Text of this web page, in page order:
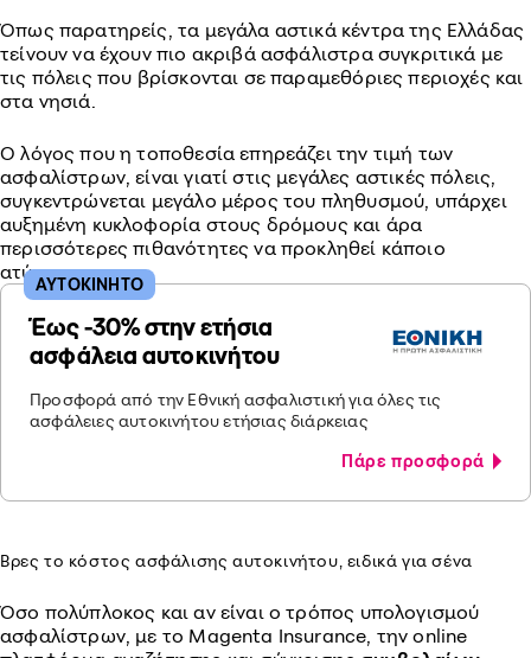
Όπως παρατηρείς, τα μεγάλα αστικά κέντρα της Ελλάδας
τείνουν να έχουν πιο ακριβά ασφάλιστρα συγκριτικά με
τις πόλεις που βρίσκονται σε παραμεθόριες περιοχές και
στα νησιά.
Ο λόγος που η τοποθεσία επηρεάζει την τιμή των
ασφαλίστρων, είναι γιατί στις μεγάλες αστικές πόλεις,
συγκεντρώνεται μεγάλο μέρος του πληθυσμού, υπάρχει
αυξημένη κυκλοφορία στους δρόμους και άρα
περισσότερες πιθανότητες να προκληθεί κάποιο
ατύχημα.
Έως -30% στην ετήσια
ασφάλεια αυτοκινήτου
Προσφορά από την Εθνική ασφαλιστική για όλες τις
ασφάλειες αυτοκινήτου ετήσιας διάρκειας
Πάρε προσφορά
ΑΥΤΟΚΙΝΗΤΟ
Βρες το κόστος ασφάλισης αυτοκινήτου, ειδικά για σένα
Όσο πολύπλοκος και αν είναι ο τρόπος υπολογισμού
ασφαλίστρων, με το Magenta Insurance, την online